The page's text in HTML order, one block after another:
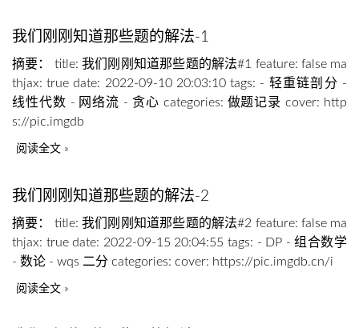
我们刚刚知道那些题的解法-1
摘要： title: 我们刚刚知道那些题的解法#1 feature: false ma
thjax: true date: 2022-09-10 20:03:10 tags: - 轻重链剖分 -
线性代数 - 网络流 - 贪心 categories: 做题记录 cover: http
s://pic.imgdb
阅读全文
我们刚刚知道那些题的解法-2
摘要： title: 我们刚刚知道那些题的解法#2 feature: false ma
thjax: true date: 2022-09-15 20:04:55 tags: - DP - 组合数学
- 数论 - wqs 二分 categories: cover: https://pic.imgdb.cn/i
阅读全文